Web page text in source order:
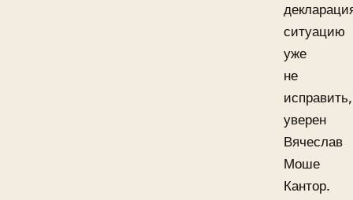
ситуацию
уже
не
исправить,
уверен
Вячеслав
Моше
Кантор.